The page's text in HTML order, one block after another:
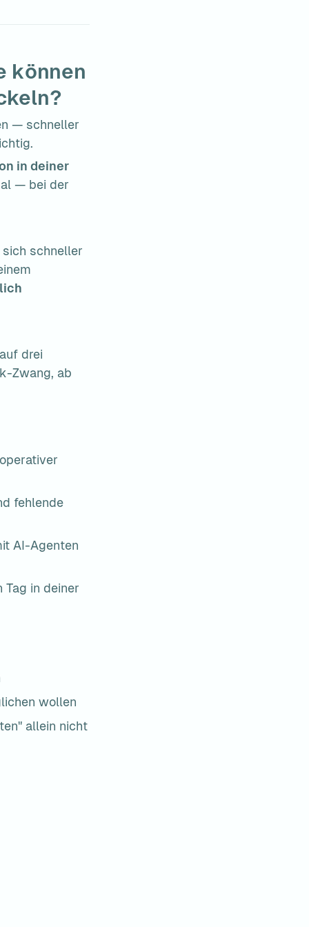
können
— schneller
in deiner
— bei der
schneller
drei
Zwang, ab
fehlende
AI-Agenten
Tag in deiner
wollen
allein nicht